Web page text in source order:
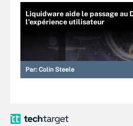
Liquidware aide le passage au
l'expérience utilisateur
Par: Colin Steele